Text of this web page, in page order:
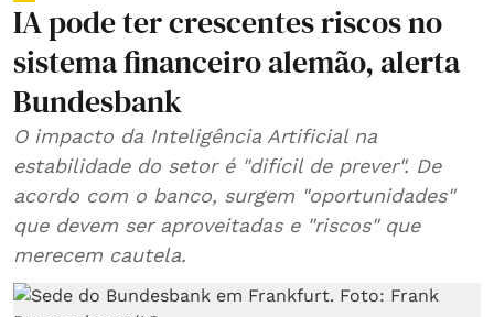
IA pode ter crescentes riscos no
sistema financeiro alemão, alerta
Bundesbank
O impacto da Inteligência Artificial na
estabilidade do setor é "difícil de prever". De
acordo com o banco, surgem "oportunidades"
que devem ser aproveitadas e "riscos" que
merecem cautela.